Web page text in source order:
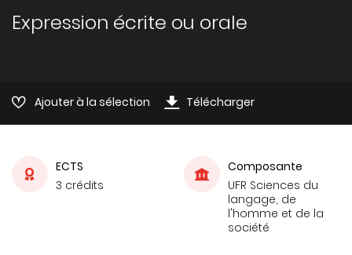
Expression écrite ou orale
Ajouter à la sélection Télécharger
ECTS
3 crédits
Composante
UFR Sciences du
langage, de
l'homme et de la
société